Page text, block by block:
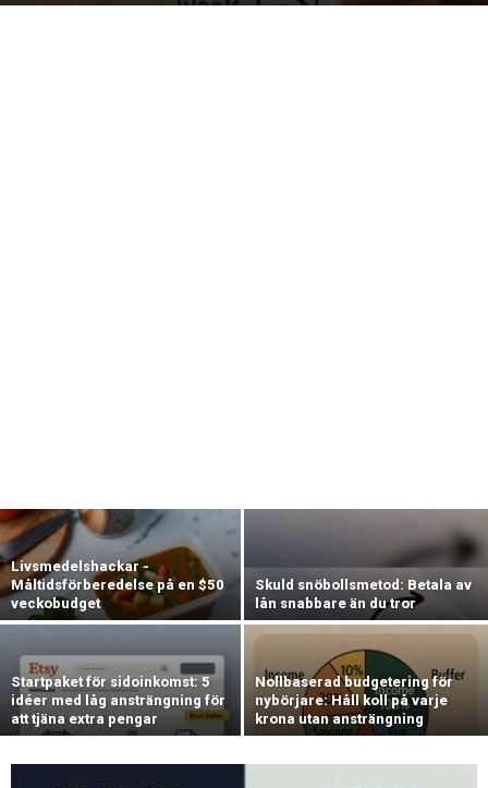
Livsmedelshackar -
Måltidsförberedelse på en $50
veckobudget
Skuld snöbollsmetod: Betala av
lån snabbare än du tror
Startpaket för sidoinkomst: 5
idéer med låg ansträngning för
att tjäna extra pengar
Nollbaserad budgetering för
nybörjare: Håll koll på varje
krona utan ansträngning